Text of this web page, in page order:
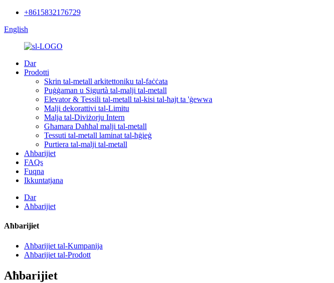
+8615832176729
English
Dar
Prodotti
Skrin tal-metall arkitettoniku tal-faċċata
Puġġaman u Sigurtà tal-malji tal-metall
Elevator & Tessili tal-metall tal-kisi tal-ħajt ta 'ġewwa
Malji dekorattivi tal-Limitu
Malja tal-Diviżorju Intern
Għamara Daħħal malji tal-metall
Tessuti tal-metall laminat tal-ħġieġ
Purtiera tal-malji tal-metall
Aħbarijiet
FAQs
Fuqna
Ikkuntatjana
Dar
Aħbarijiet
Aħbarijiet
Aħbarijiet tal-Kumpanija
Aħbarijiet tal-Prodott
Aħbarijiet